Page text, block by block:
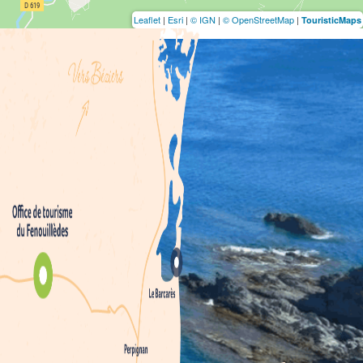
Leaflet | Esri | © IGN | © OpenStreetMap | TouristicMaps